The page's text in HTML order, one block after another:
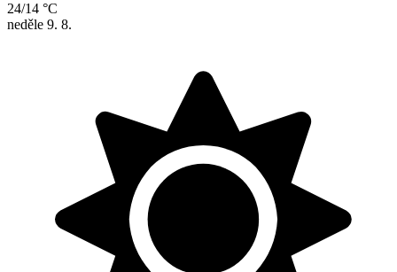
24/14 °C
neděle 9. 8.